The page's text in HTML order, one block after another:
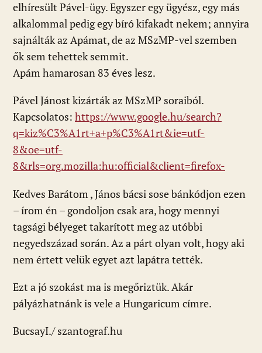
elhíresült Pável-ügy. Egyszer egy ügyész, egy más
alkalommal pedig egy bíró kifakadt nekem; annyira
sajnálták az Apámat, de az MSzMP-vel szemben
ők sem tehettek semmit.
Apám hamarosan 83 éves lesz.
Pável Jánost kizárták az MSzMP soraiból.
Kapcsolatos: https://www.google.hu/search?
q=kiz%C3%A1rt+a+p%C3%A1rt&ie=utf-
8&oe=utf-
8&rls=org.mozilla:hu:official&client=firefox-
Kedves Barátom , János bácsi sose bánkódjon ezen
– írom én – gondoljon csak ara, hogy mennyi
tagsági bélyeget takarított meg az utóbbi
negyedszázad során. Az a párt olyan volt, hogy aki
nem értett velük egyet azt lapátra tették.
Ezt a jó szokást ma is megőriztük. Akár
pályázhatnánk is vele a Hungaricum címre.
BucsayI./ szantograf.hu